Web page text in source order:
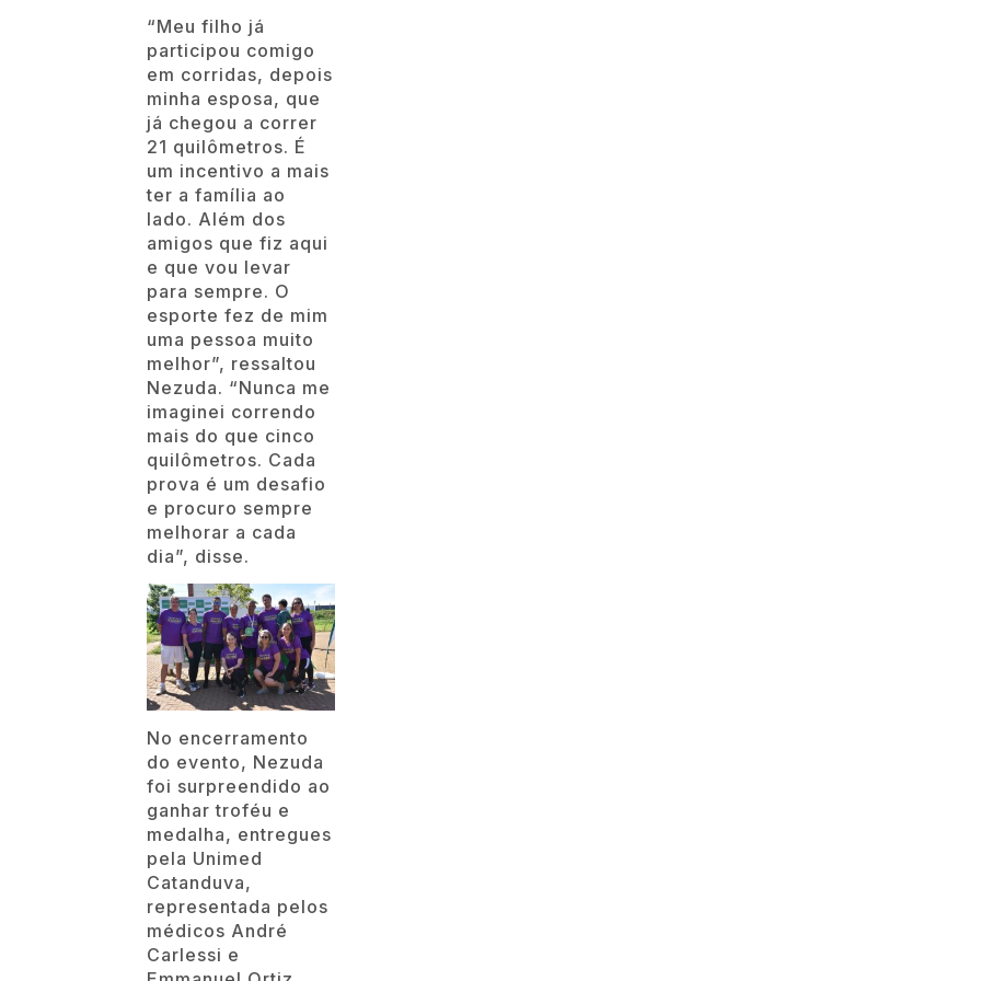
“Meu filho já
participou comigo
em corridas, depois
minha esposa, que
já chegou a correr
21 quilômetros. É
um incentivo a mais
ter a família ao
lado. Além dos
amigos que fiz aqui
e que vou levar
para sempre. O
esporte fez de mim
uma pessoa muito
melhor”, ressaltou
Nezuda. “Nunca me
imaginei correndo
mais do que cinco
quilômetros. Cada
prova é um desafio
e procuro sempre
melhorar a cada
dia”, disse.
No encerramento
do evento, Nezuda
foi surpreendido ao
ganhar troféu e
medalha, entregues
pela Unimed
Catanduva,
representada pelos
médicos André
Carlessi e